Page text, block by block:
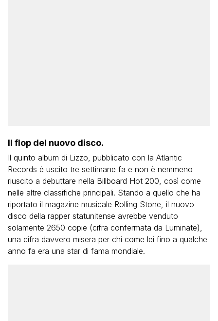
Il flop del nuovo disco.
Il quinto album di Lizzo, pubblicato con la Atlantic
Records è uscito tre settimane fa e non è nemmeno
riuscito a debuttare nella Billboard Hot 200, così come
nelle altre classifiche principali. Stando a quello che ha
riportato il magazine musicale Rolling Stone, il nuovo
disco della rapper statunitense avrebbe venduto
solamente 2650 copie (cifra confermata da Luminate),
una cifra davvero misera per chi come lei fino a qualche
anno fa era una star di fama mondiale.